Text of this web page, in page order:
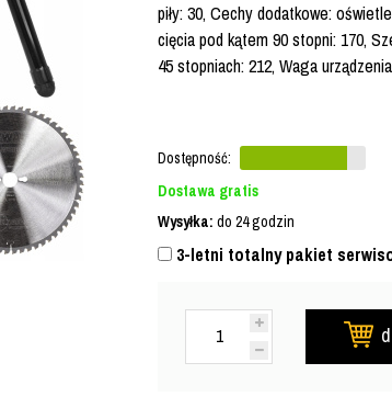
piły: 30, Cechy dodatkowe:
cięcia pod kątem 90 stopni: 170,
45 stopniach: 212, Waga
Dostępność:
Dostawa gratis
Wysyłka: do 24 godzin
3-letni totalny pakiet